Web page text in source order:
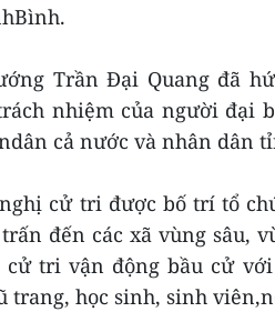
Trần Đại Quang đã
nhiệm của người đại
cả nước và nhân dân
cử tri được bố trí tổ
đến các xã vùng sâu,
cử tri vận động bầu cử
trang, học sinh, sinh